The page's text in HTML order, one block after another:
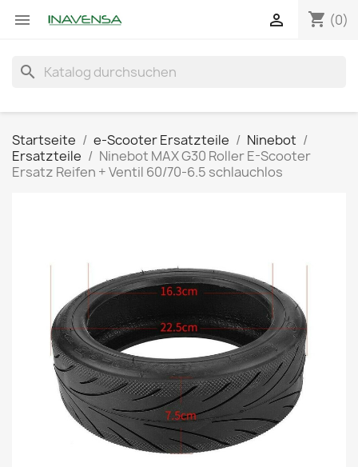
 shopping_cart (0)

search
Startseite e-Scooter Ersatzteile
Ninebot
Ersatzteile
Ninebot MAX G30 Roller E-Scooter
Ersatz Reifen + Ventil 60/70-6.5 schlauchlos